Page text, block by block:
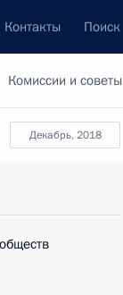
Контакты Поиск
Комиссии и советы
декабрь, 2018